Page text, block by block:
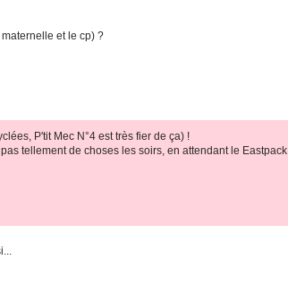
et le cp) ?
P'tit Mec N°4 est très fier de ça) !
tellement de choses les soirs, en attendant le Eastpack